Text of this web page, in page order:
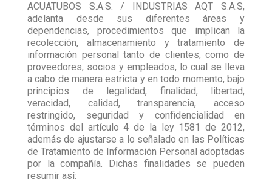
ACUATUBOS S.A.S. / INDUSTRIAS AQT S.A.S,
adelanta desde sus diferentes áreas y
dependencias, procedimientos que implican la
recolección, almacenamiento y tratamiento de
información personal tanto de clientes, como de
proveedores, socios y empleados, lo cual se lleva
a cabo de manera estricta y en todo momento, bajo
principios de legalidad, finalidad, libertad,
veracidad, calidad, transparencia, acceso
restringido, seguridad y confidencialidad en
términos del artículo 4 de la ley 1581 de 2012,
además de ajustarse a lo señalado en las Políticas
de Tratamiento de Información Personal adoptadas
por la compañía. Dichas finalidades se pueden
resumir así: